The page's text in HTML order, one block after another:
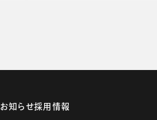
お知らせ採用情報